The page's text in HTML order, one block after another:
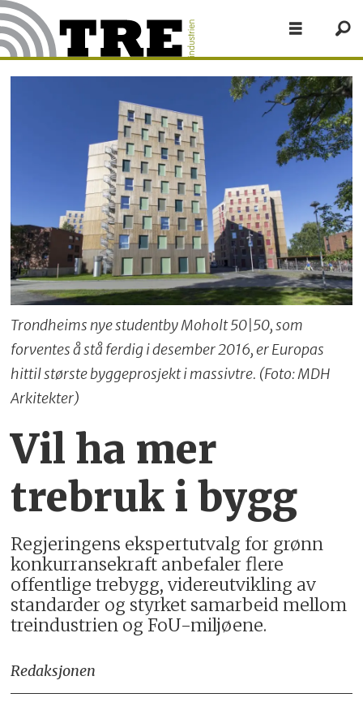
Trondheims nye studentby Moholt 50|50, som
forventes å stå ferdig i desember 2016, er Europas
hittil største byggeprosjekt i massivtre. (Foto: MDH
Arkitekter)
Vil ha mer
trebruk i bygg
Regjeringens ekspertutvalg for grønn
konkurransekraft anbefaler flere
offentlige trebygg, videreutvikling av
standarder og styrket samarbeid mellom
treindustrien og FoU-miljøene.
Redaksjonen